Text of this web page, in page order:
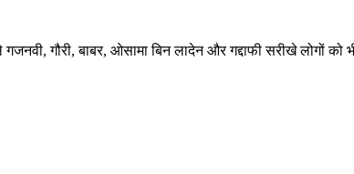
गजनवी, गौरी, बाबर, ओसामा बिन लादेन और गद्दाफी सरीखे लोगों